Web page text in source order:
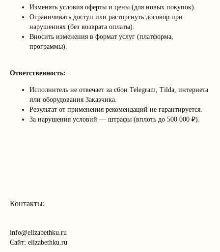
Изменять условия оферты и цены (для новых покупок).
Ограничивать доступ или расторгнуть договор при
нарушениях (без возврата оплаты).
Вносить изменения в формат услуг (платформа,
программы).
Ответственность:
Исполнитель не отвечает за сбои Telegram, Tilda, интернета
или оборудования Заказчика.
Результат от применения рекомендаций не гарантируется.
За нарушения условий — штрафы (вплоть до 500 000 ₽).
Контакты:
info@elizabethku.ru
Сайт: elizabethku.ru